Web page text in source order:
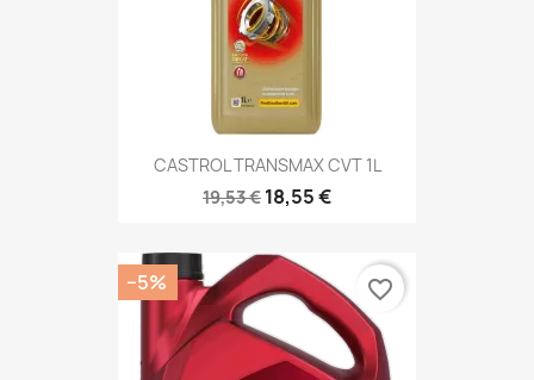
CASTROL TRANSMAX CVT 1L
19,53 € 18,55 €
−5% favorite_border